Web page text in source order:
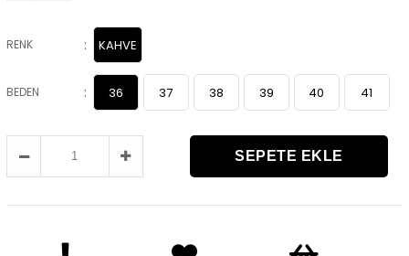
RENK : KAHVE
BEDEN : 36 37 38 39 40 41